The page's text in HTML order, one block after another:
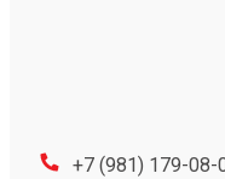
+7 (981) 179-08-